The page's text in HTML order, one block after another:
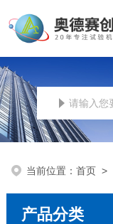
当前位置：首页 >
产品分类